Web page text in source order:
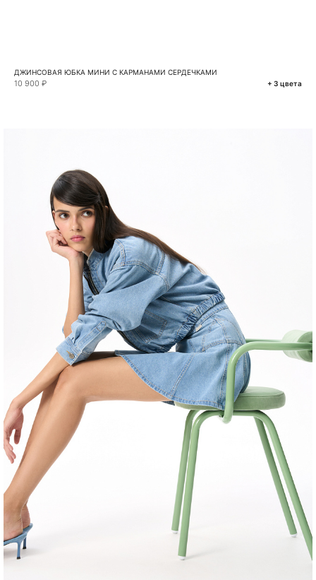
ДЖИНСОВАЯ ЮБКА МИНИ С КАРМАНАМИ СЕРДЕЧКАМИ
10 900 ₽ + 3 цвета